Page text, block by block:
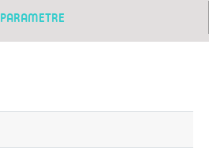
PARAMETRE